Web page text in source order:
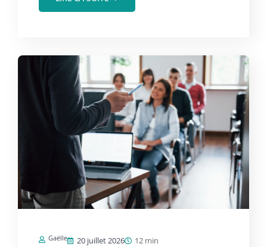
Gaëlle 20 juillet 2026 12 min